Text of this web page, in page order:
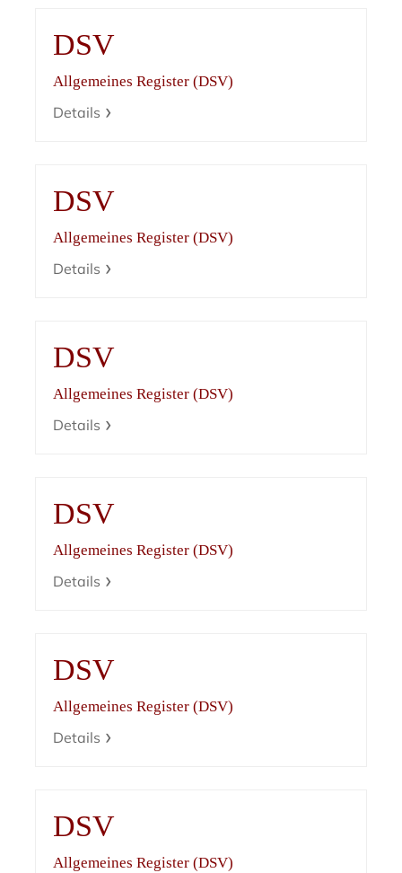
DSV
Allgemeines Register (DSV)
Details
DSV
Allgemeines Register (DSV)
Details
DSV
Allgemeines Register (DSV)
Details
DSV
Allgemeines Register (DSV)
Details
DSV
Allgemeines Register (DSV)
Details
DSV
Allgemeines Register (DSV)